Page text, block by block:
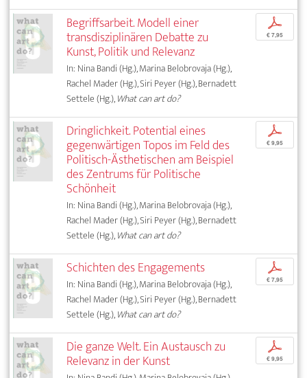
Begriffsarbeit. Modell einer
transdisziplinären Debatte zu
Kunst, Politik und Relevanz
In: Nina Bandi (Hg.), Marina Belobrovaja (Hg.),
Rachel Mader (Hg.), Siri Peyer (Hg.), Bernadett
Settele (Hg.),What can art do?
p
€ 7,95
Dringlichkeit. Potential eines
gegenwärtigen Topos im Feld des
Politisch-Ästhetischen am Beispiel
des Zentrums für Politische
Schönheit
In: Nina Bandi (Hg.), Marina Belobrovaja (Hg.),
Rachel Mader (Hg.), Siri Peyer (Hg.), Bernadett
Settele (Hg.),What can art do?
p
€ 9,95
Schichten des Engagements
In: Nina Bandi (Hg.), Marina Belobrovaja (Hg.),
Rachel Mader (Hg.), Siri Peyer (Hg.), Bernadett
Settele (Hg.),What can art do?
p
€ 7,95
Die ganze Welt. Ein Austausch zu
Relevanz in der Kunst
p
€ 9,95